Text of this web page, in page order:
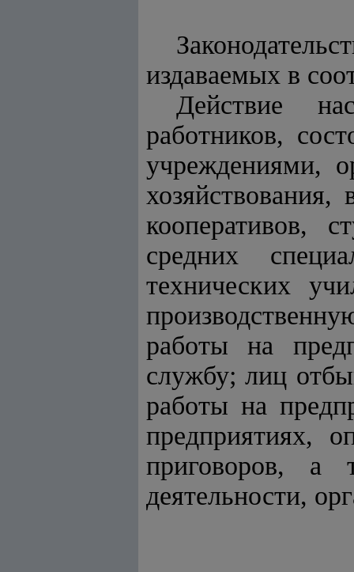
издаваемых в
Действие
работников,
учреждениями,
кооперативов,
средних
технических
работы на
службу; лиц
работы на
предприятиях,
приговоров, а
деятельности,